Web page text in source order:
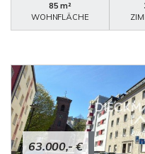
85 m²
WOHNFLÄCHE
63.000,- €